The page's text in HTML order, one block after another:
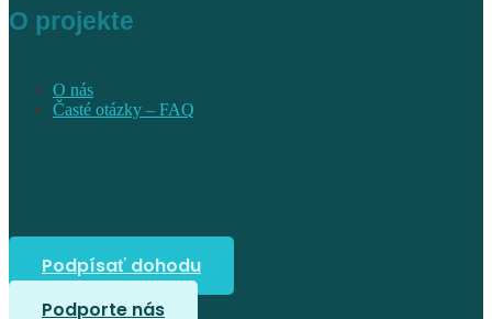
O projekte
O nás
Časté otázky – FAQ
Podpísať dohodu
Podporte nás